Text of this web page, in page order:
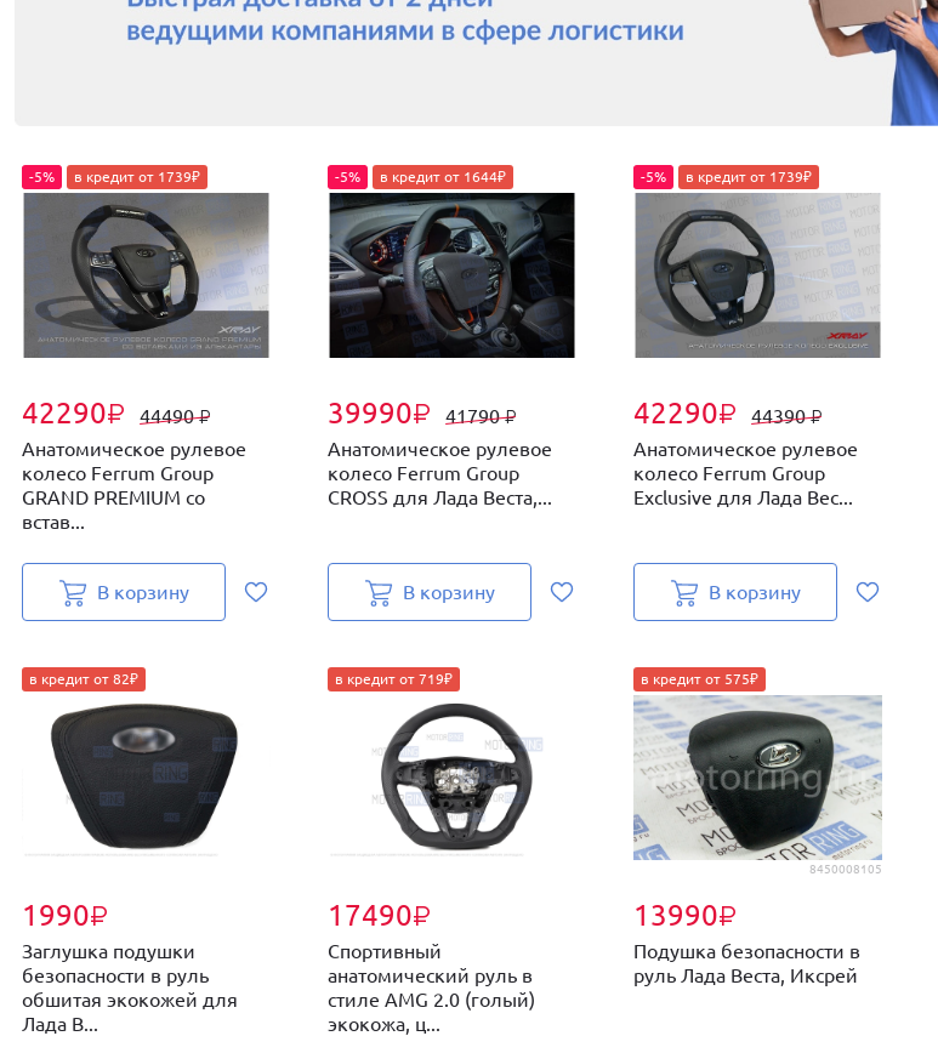
42290₽ 44490₽
-5% в кредит от 1739₽
Анатомическое рулевое
колесо Ferrum Group
GRAND PREMIUM со
встав...
В корзину
39990₽ 41790₽
-5% в кредит от 1644₽
Анатомическое рулевое
колесо Ferrum Group
CROSS для Лада Веста,...
В корзину
42290₽ 44390₽
-5% в кредит от 1739₽
Анатомическое рулевое
колесо Ferrum Group
Exclusive для Лада Вес...
В корзину
1990₽
в кредит от 82₽
Заглушка подушки
безопасности в руль
обшитая экокожей для
Лада В...
17490₽
в кредит от 719₽
Спортивный
анатомический руль в
стиле AMG 2.0 (голый)
экокожа, ц...
8450008105
13990₽
в кредит от 575₽
Подушка безопасности в
руль Лада Веста, Иксрей